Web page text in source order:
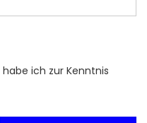
habe ich zur Kenntnis